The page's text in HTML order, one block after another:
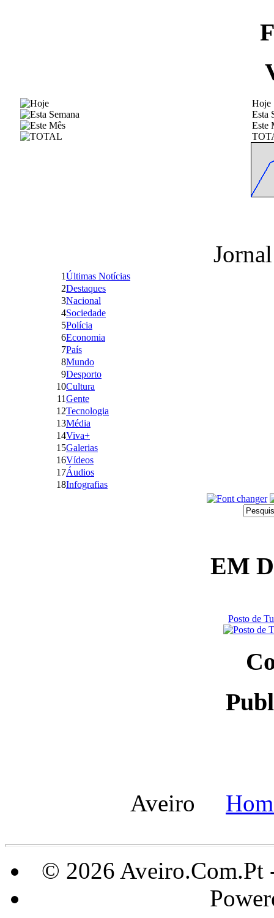
Hoje
Esta
Este
1Últimas Notícias
2Destaques
3Nacional
4Sociedade
5Polícia
6Economia
7País
8Mundo
9Desporto
10Cultura
11Gente
12Tecnologia
13Média
14Viva+
15Galerias
16Vídeos
17Áudios
18Infografias
EM
Posto de
Aveiro
© 2026 Aveiro.Com.Pt